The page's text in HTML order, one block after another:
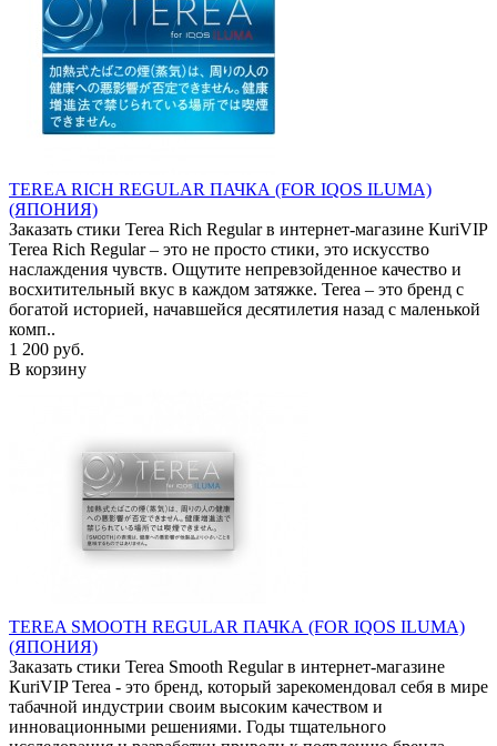
TEREA RICH REGULAR ПАЧКА (FOR IQOS ILUMA)
(ЯПОНИЯ)
Заказать стики Terea Rich Regular в интернет-магазине КuriVIP
Terea Rich Regular – это не просто стики, это искусство
наслаждения чувств. Ощутите непревзойденное качество и
восхитительный вкус в каждом затяжке. Terea – это бренд с
богатой историей, начавшейся десятилетия назад с маленькой
комп..
1 200 руб.
В корзину
TEREA SMOOTH REGULAR ПАЧКА (FOR IQOS ILUMA)
(ЯПОНИЯ)
Заказать стики Terea Smooth Regular в интернет-магазине
КuriVIP Terea - это бренд, который зарекомендовал себя в мире
табачной индустрии своим высоким качеством и
инновационными решениями. Годы тщательного